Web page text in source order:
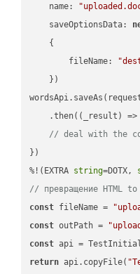
name:
saveOptionsData:
    {
fileName:
    })
    .then(
( _result ) =>
// deal with the
})
%!(EXTRA string=DOTX,
// превращение HTML to
const fileName =
const outPath =
const
return api.copyFile(